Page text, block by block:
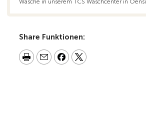
Wäsche in unserem TCS Waschcenter in
Share Funktionen: